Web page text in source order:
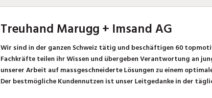
Treuhand Marugg + Imsand AG
Wir sind in der ganzen Schweiz tätig und beschäftigen 60
Fachkräfte teilen ihr Wissen und übergeben Verantwortung an
unserer Arbeit auf massgeschneiderte Lösungen zu einem
Der bestmögliche Kundennutzen ist unser Leitgedanke in der